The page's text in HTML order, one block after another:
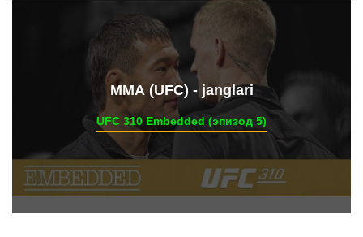
ММА (UFC) - janglari
UFC 310 Embedded (эпизод 5)